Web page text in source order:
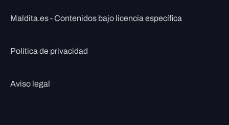
Maldita.es - Contenidos bajo licencia específica
Política de privacidad
Aviso legal